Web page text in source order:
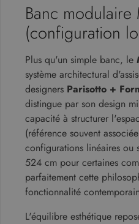
Banc
(configuration
Plus qu'un simple banc, le
système architectural
designers Parisotto +
distingue par son design
capacité à structurer
(référence souvent
configurations linéaires ou
524 cm pour certaines
parfaitement cette
fonctionnalité
L'équilibre esthétique